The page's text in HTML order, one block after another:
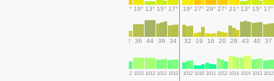
17°
15°
13°
21°
27°
29°
27°
19°
17°
15°
13°
19°
26°
37
40
43
28
20
16
19
32
34
39
44
36
22
1012
1013
1014
1014
1012
1011
1010
1012
1013
1013
1013
1013
1012